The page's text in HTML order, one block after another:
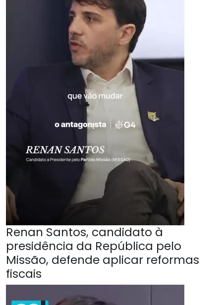
Renan Santos, candidato à
presidência da República pelo
Missão, defende aplicar reformas
fiscais